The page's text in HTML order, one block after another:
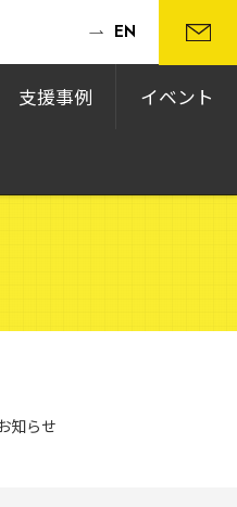
支援事例 イベント
EN
知らせ